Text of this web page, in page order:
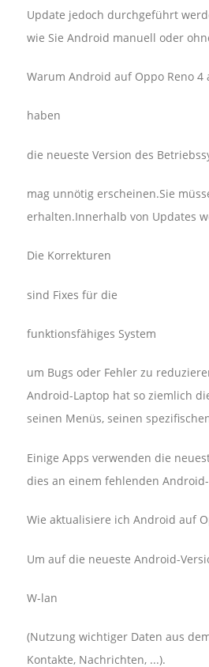
Update jedoch durchgeführt
wie Sie Android manuell oder
Warum Android auf Oppo Reno 4
haben
die neueste Version des
mag unnötig erscheinen.Sie
erhalten.Innerhalb von Updates
Die Korrekturen
sind Fixes für die
funktionsfähiges System
um Bugs oder Fehler zu
Android-Laptop hat so ziemlich
seinen Menüs, seinen
Einige Apps verwenden die
dies an einem fehlenden
Wie aktualisiere ich Android auf
Um auf die neueste Android-
W-lan
(Nutzung wichtiger Daten aus
Kontakte, Nachrichten, ...).